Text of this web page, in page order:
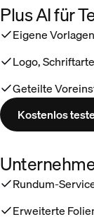
Plus AI für
Eigene
Logo,
Geteilte
Kostenlos
Rundum-
Erweiterte